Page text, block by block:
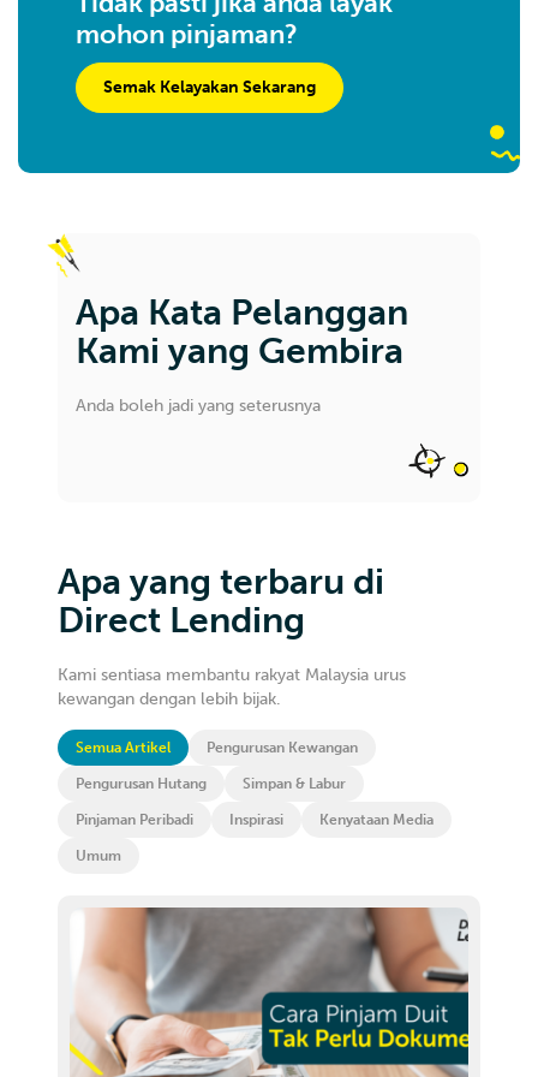
mohon pinjaman?
Semak Kelayakan Sekarang
Apa Kata Pelanggan
Kami yang Gembira
Anda boleh jadi yang seterusnya
Apa yang terbaru di
Direct Lending
Kami sentiasa membantu rakyat Malaysia urus
kewangan dengan lebih bijak.
Semua Artikel Pengurusan Kewangan
Pengurusan Hutang Simpan & Labur
Pinjaman Peribadi Inspirasi Kenyataan Media
Umum